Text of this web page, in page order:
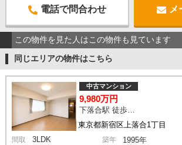
電話で問合わせ メ
この物件を見た人はこの物件も見ています
同じエリアの物件はこちら
東京都新宿区上落合1丁目
中古マンション
9,980万円
間取 3LDK 築年 1995年